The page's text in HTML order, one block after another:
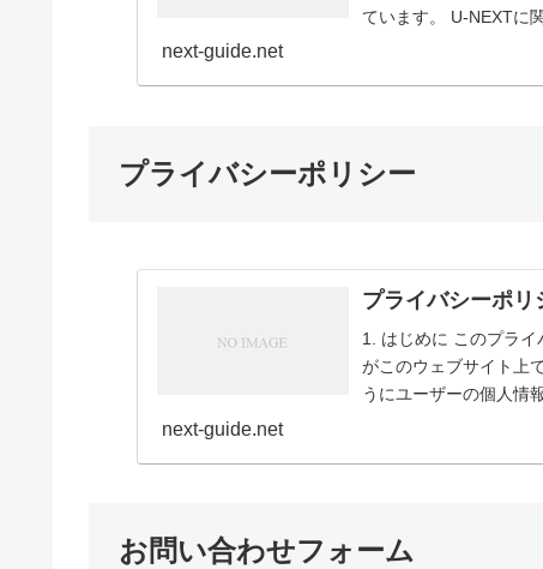
ています。 U-NEXTに
next-guide.net
プライバシーポリシー
プライバシーポリ
1. はじめに このプライ
がこのウェブサイト上
うにユーザーの個人情
next-guide.net
お問い合わせフォーム